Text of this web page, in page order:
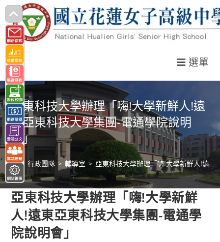
跳
轉
至
主
要
內
容
選單
亞東科技大學辦理「嗨!大學新鮮人!遠
東亞東科技大學集團-電通學院說明
會」
> 行政團隊 > 輔導室 > 亞東科技大學辦理「嗨!大學新鮮人!遠
亞東科技大學辦理「嗨!大學新鮮
人!遠東亞東科技大學集團-電通學
院說明會」